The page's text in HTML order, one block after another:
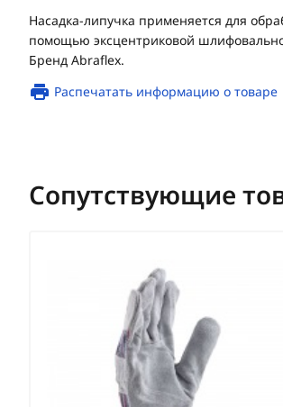
Насадка-липучка применяется для
помощью эксцентриковой
Бренд Abraflex.
Распечатать информацию о товаре
Сопутствующие